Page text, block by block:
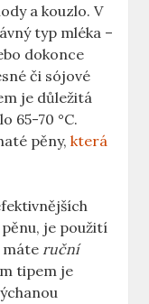
⁤a kouzlo. V
typ‌ mléka –
dokonce
či sójové
je důležitá
65-70 °C.
pěny,která
je použití
​máteruční
tipem ⁢je‍